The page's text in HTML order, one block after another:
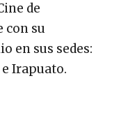
de
con su
en sus sedes:
Irapuato.